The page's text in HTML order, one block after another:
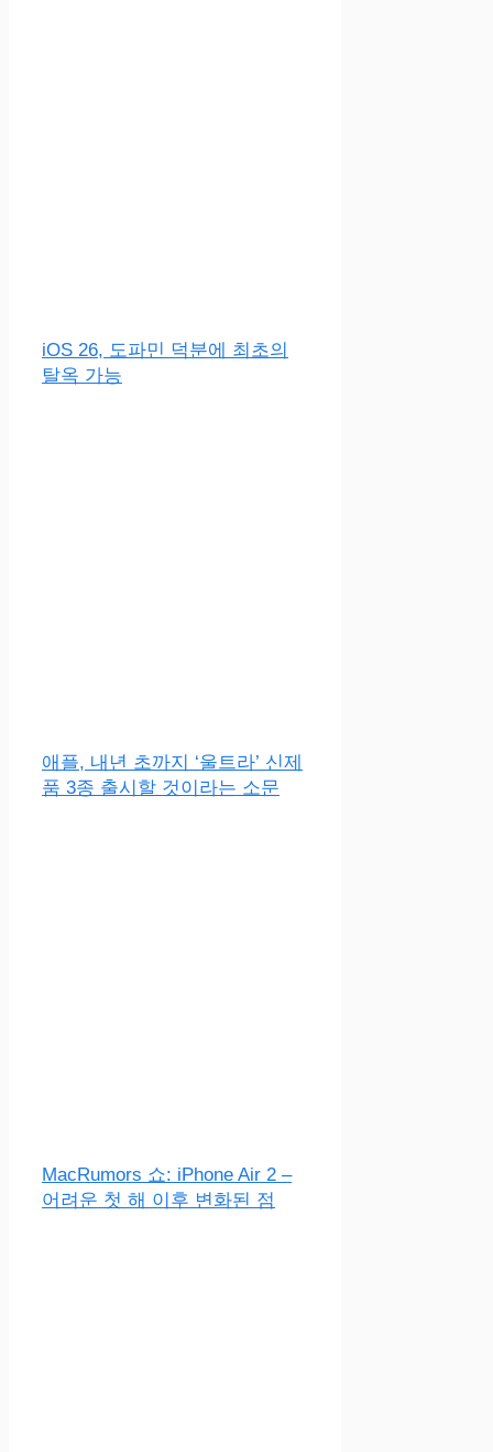
iOS 26, 도파민 덕분에 최초의
탈옥 가능
애플, 내년 초까지 ‘울트라’ 신제
품 3종 출시할 것이라는 소문
MacRumors 쇼: iPhone Air 2 –
어려운 첫 해 이후 변화된 점